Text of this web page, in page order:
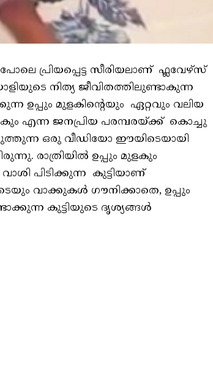
പ്രിയപ്പെട്ട സീരിയലാണ് ഫ്ലവേഴ്സ്
നിത്യ ജീവിതത്തിലുണ്ടാകുന്ന
ഉപ്പും മുളകിന്റെയും ഏറ്റവും വലിയ
എന്ന ജനപ്രിയ പരമ്പരയ്ക്ക് കൊച്ചു
ഒരു വീഡിയോ ഈയിടെയായി
രാത്രിയിൽ ഉപ്പും മുളകും
പിടിക്കുന്ന കുട്ടിയാണ്
വാക്കുകൾ ഗൗനിക്കാതെ, ഉപ്പും
കുട്ടിയുടെ ദൃശ്യങ്ങൾ